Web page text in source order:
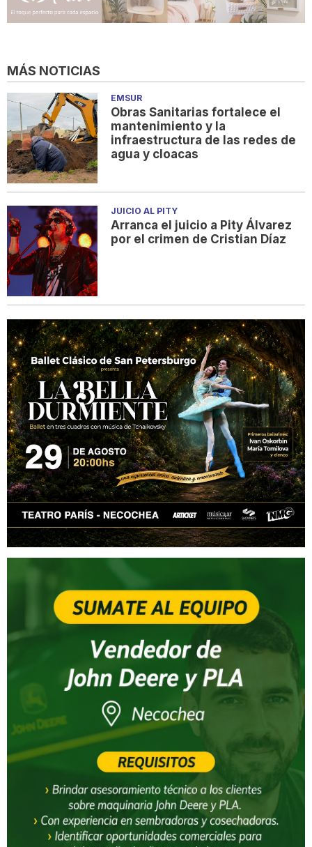
MÁS NOTICIAS
EMSUR
Obras Sanitarias fortalece el
mantenimiento y la
infraestructura de las redes de
agua y cloacas
JUICIO AL PITY
Arranca el juicio a Pity Álvarez
por el crimen de Cristian Díaz